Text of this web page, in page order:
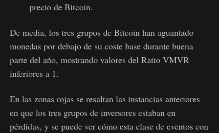
precio de Bitcoin.
De media, los tres grupos de Bitcoin han aguantado
monedas por debajo de su coste base durante buena
parte del año, mostrando valores del Ratio VMVR
inferiores a 1.
En las zonas rojas se resaltan las instancias anteriores
en que los tres grupos de inversores estaban en
pérdidas, y se puede ver cómo esta clase de eventos con